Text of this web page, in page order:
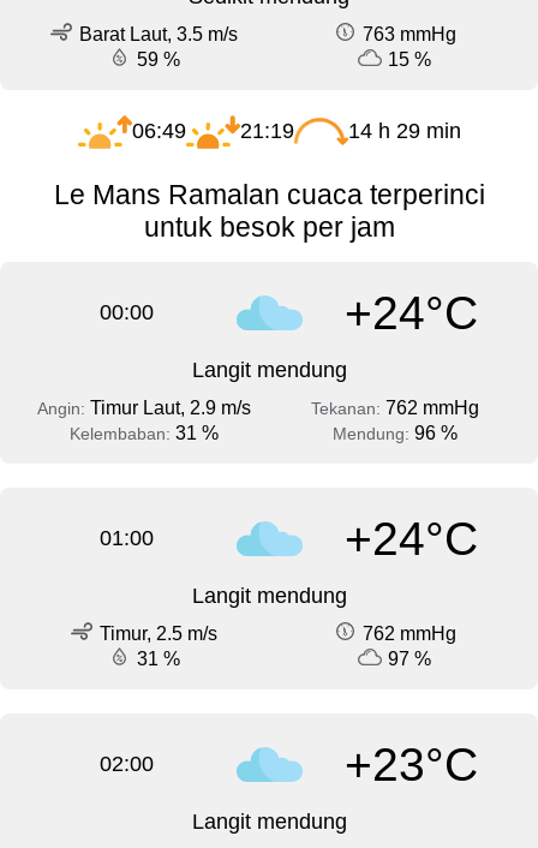
Barat Laut, 3.5 m/s
763 mmHg
59 %
15 %
06:49 21:19 14 h 29 min
Le Mans Ramalan cuaca terperinci
untuk besok per jam
00:00 +24°C
Langit mendung
Angin: Timur Laut, 2.9 m/s Tekanan: 762 mmHg
Kelembaban: 31 % Mendung: 96 %
01:00 +24°C
Langit mendung
Timur, 2.5 m/s
762 mmHg
31 %
97 %
02:00 +23°C
Langit mendung